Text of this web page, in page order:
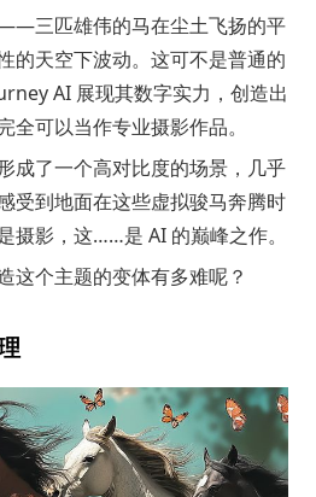
三匹雄伟的马在尘土飞扬的平
的天空下波动。这可不是普通的
AI 展现其数字实力，创造出
全可以当作专业摄影作品。
成了一个高对比度的场景，几乎
受到地面在这些虚拟骏马奔腾时
摄影，这……是 AI 的巅峰之作。
这个主题的变体有多难呢？